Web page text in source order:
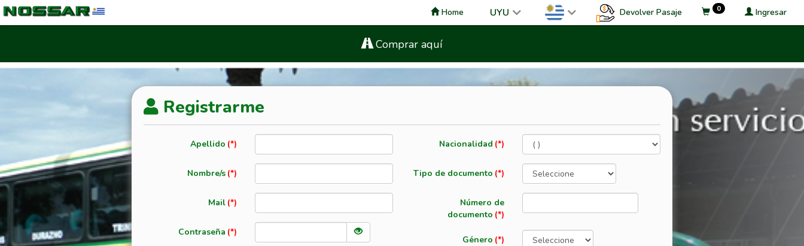
Home UYU Devolver Pasaje 0 Ingresar
Comprar aquí
Registrarme
Apellido
Nombre/s
Mail
Contraseña
Nacionalidad
Tipo de documento
Número de
documento
Género